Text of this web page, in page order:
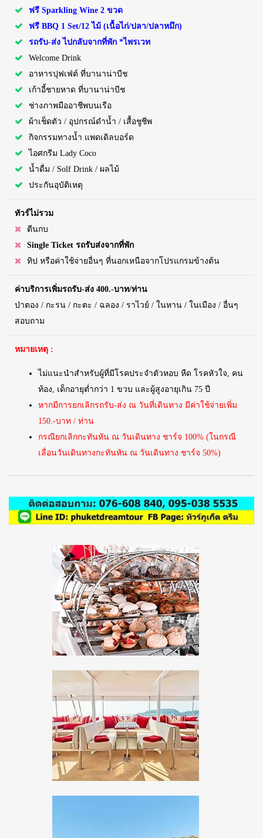
ฟรี Sparkling Wine 2 ขวด
ฟรี BBQ 1 Set/12 ไม้ (เนื้อไก่/ปลา/ปลาหมึก)
รถรับ-ส่ง ไปกลับจากที่พัก *ไพรเวท
Welcome Drink
อาหารปุฟเฟ่ต์ ที่บานาน่าบีช
เก้าอี้ชายหาด ที่บานาน่าบีช
ช่างภาพมืออาชีพบนเรือ
ผ้าเช็ดตัว / อุปกรณ์ดำน้ำ / เสื้อชูชีพ
กิจกรรมทางน้ำ แพดเดิลบอร์ด
ไอศกรีม Lady Coco
น้ำดื่ม / Solf Drink / ผลไม้
ประกันอุบัติเหตุ
ทัวร์ไม่รวม
ตีนกบ
Single Ticket รถรับส่งจากที่พัก
ทิป หรือค่าใช้จ่ายอื่นๆ ที่นอกเหนือจากโปรแกรมข้างต้น
ค่าบริการเพิ่มรถรับ-ส่ง 400.-บาท/ท่าน
ป่าตอง / กะรน / กะตะ / ฉลอง / ราไวย์ / ในหาน / ในเมือง / อื่นๆ
สอบถาม
หมายเหตุ :
ไม่แนะนำสำหรับผู้ที่มีโรคประจำตัวหอบ หืด โรคหัวใจ, คน
ท้อง, เด็กอายุต่ำกว่า 1 ขวบ และผู้สูงอายุเกิน 75 ปี
หากมีการยกเลิกรถรับ-ส่ง ณ วันที่เดินทาง มีค่าใช้จ่ายเพิ่ม
150.-บาท / ท่าน
กรณียกเลิกกะทันหัน ณ วันเดินทาง ชาร์จ 100% (ในกรณี
เลื่อนวันเดินทางกะทันหัน ณ วันเดินทาง ชาร์จ 50%)